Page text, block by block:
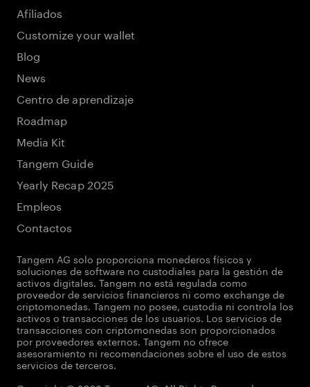
Afiliados
Customize your wallet
Blog
News
Centro de aprendizaje
Roadmap
Media Kit
Tangem Guide
Yearly Recap 2025
Empleos
Contactos
Tangem AG solo proporciona monederos físicos y
soluciones de software no custodiales para la gestión de
activos digitales. Tangem no está regulada como
proveedor de servicios financieros ni como exchange de
criptomonedas. Tangem no posee, custodia ni controla los
activos o transacciones de los usuarios. Los servicios de
transacciones con criptomonedas son proporcionados
por proveedores externos. Tangem no ofrece
asesoramiento ni recomendaciones sobre el uso de estos
servicios de terceros.